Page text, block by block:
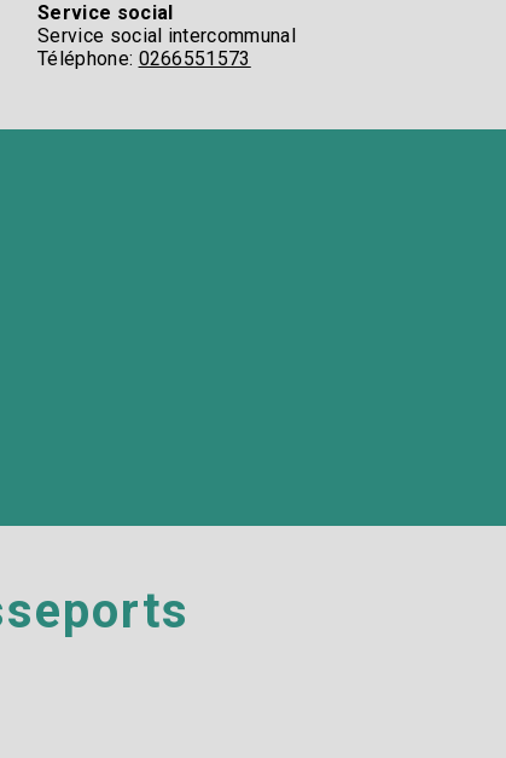
Service social​
Service social intercommunal​
Téléphone: 0266551573​